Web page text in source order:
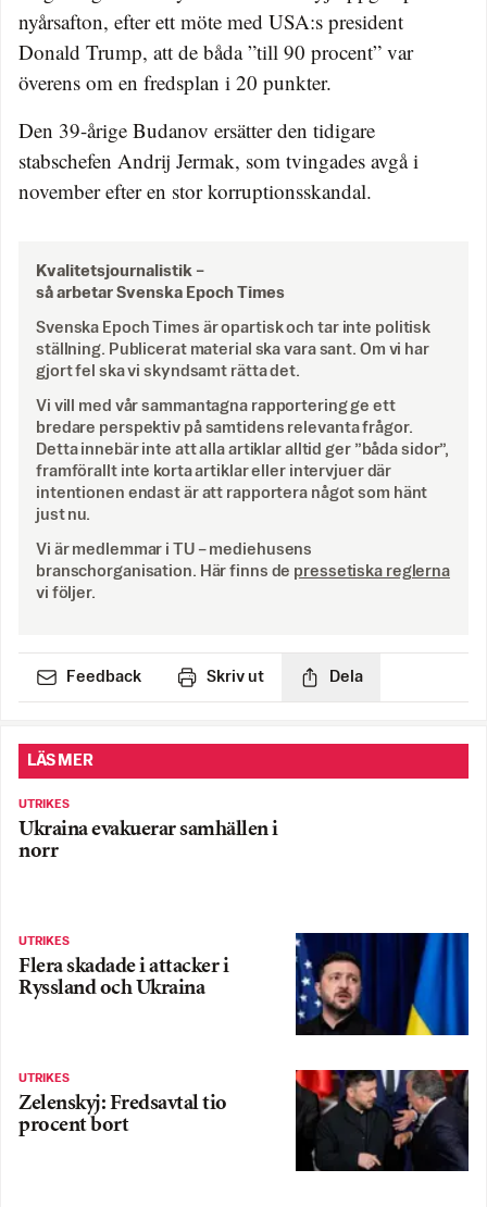
nyårsafton, efter ett möte med USA:s president
Donald Trump, att de båda ”till 90 procent” var
överens om en fredsplan i 20 punkter.
Den 39-årige Budanov ersätter den tidigare
stabschefen Andrij Jermak, som tvingades avgå i
november efter en stor korruptionsskandal.
Kvalitetsjournalistik –
så arbetar Svenska Epoch Times
Svenska Epoch Times är opartisk och tar inte politisk
ställning. Publicerat material ska vara sant. Om vi har
gjort fel ska vi skyndsamt rätta det.
Vi vill med vår sammantagna rapportering ge ett
bredare perspektiv på samtidens relevanta frågor.
Detta innebär inte att alla artiklar alltid ger ”båda sidor”,
framförallt inte korta artiklar eller intervjuer där
intentionen endast är att rapportera något som hänt
just nu.
Vi är medlemmar i TU – mediehusens
branschorganisation. Här finns de pressetiska reglerna
vi följer.
Feedback Skriv ut Dela
LÄS MER
UTRIKES
Ukraina evakuerar samhällen i
norr
UTRIKES
Flera skadade i attacker i
Ryssland och Ukraina
UTRIKES
Zelenskyj: Fredsavtal tio
procent bort